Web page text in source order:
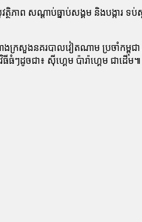
ព សណ្តាប់ធ្នាប់សង្គម និងបង្ការ ទប់
រសួងនគរបាលវៀតណាម ប្រចាំកម្ពុជា
ៗដូចជា៖ ស៊ីហ្គេម ប៉ារ៉ាហ្គេម ជាដើម៕